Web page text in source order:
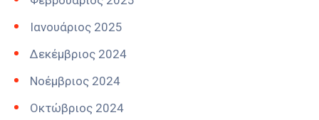
Ιανουάριος 2025
Δεκέμβριος 2024
Νοέμβριος 2024
Οκτώβριος 2024